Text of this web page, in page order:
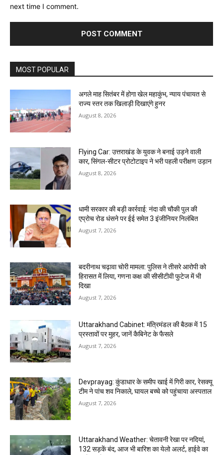
next time I comment.
MOST POPULAR
अगले माह सितंबर में होगा खेल महाकुंभ, न्याय पंचायत से
राज्य स्तर तक खिलाड़ी दिखाएंगे हुनर
August 8, 2026
Flying Car: उत्तराखंड के युवक ने बनाई उड़ने वाली
कार, सिंगल-सीटर प्रोटोटाइप ने भरी पहली परीक्षण उड़ान
August 8, 2026
धामी सरकार की बड़ी कार्रवाई: नंदा की चौकी पुल की
एप्राेच रोड धंसने पर ईई समेत 3 इंजीनियर निलंबित
August 7, 2026
बदरीनाथ चढ़ावा चोरी मामला: पुलिस ने तीसरे आरोपी को
हिरासत में लिया, गणना कक्ष की सीसीटीवी फुटेज में भी
दिखा
August 7, 2026
Uttarakhand Cabinet: मंत्रिमंडल की बैठक में 15
प्रस्तावों पर मुहर, जानें कैबिनेट के फैसले
August 7, 2026
Devprayag: कुंडाधार के समीप खाई में गिरी कार, रेसक्यू
टीम ने पांच शव निकाले, घायल बच्चे को पहुंचाया अस्पताल
August 7, 2026
Uttarakhand Weather: चेतावनी रेखा पर नदियां,
132 सड़कें बंद, आज भी बारिश का येलो अलर्ट, हाईवे का